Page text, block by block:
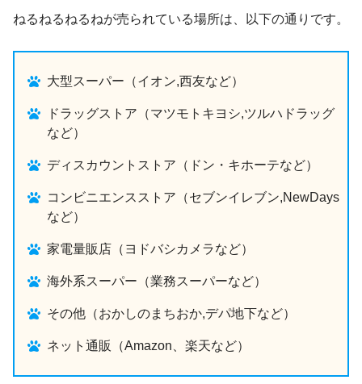
ねるねるねるねが売られている場所は、以下の通りです。
大型スーパー（イオン,西友など）
ドラッグストア（マツモトキヨシ,ツルハドラッグ
など）
ディスカウントストア（ドン・キホーテなど）
コンビニエンスストア（セブンイレブン,NewDays
など）
家電量販店（ヨドバシカメラなど）
海外系スーパー（業務スーパーなど）
その他（おかしのまちおか,デパ地下など）
ネット通販（Amazon、楽天など）